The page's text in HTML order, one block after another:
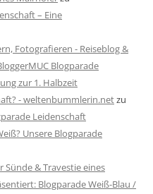
– Eine
Fotografieren - Reiseblog &
Blogparade
zur 1. Halbzeit
- weltenbummlerin.netzu
Leidenschaft
Unsere Blogparade
Sünde & Travestie eines
Blogparade Weiß-Blau /